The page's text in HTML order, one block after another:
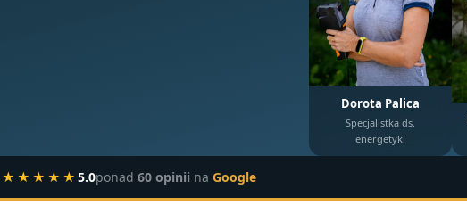
Dorota Palica
Specjalistka ds.
energetyki
★★★★★ 5.0ponad 60 opinii na Google